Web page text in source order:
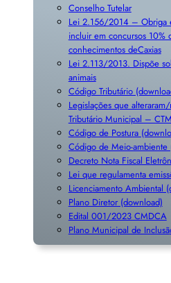
Conselho Tutelar
Lei 2.156/2014 – Obriga
incluir em concursos 10%
conhecimentos deCaxias
Lei 2.113/2013. Dispõe
animais
Código Tributário
Legislações que
Tributário Municipal – CTM
Código de Postura
Código de Meio-ambiente
Decreto Nota Fiscal
Lei que regulamenta
Licenciamento Ambiental
Plano Diretor (download)
Edital 001/2023 CMDCA
Plano Municipal de Inclusã